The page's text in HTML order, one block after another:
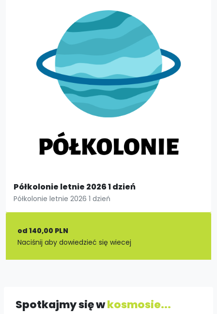
Półkolonie letnie 2026 1 dzień
Półkolonie letnie 2026 1 dzień
od 140,00 PLN
Naciśnij aby dowiedzieć się wiecej
Spotkajmy się wkosmosie...